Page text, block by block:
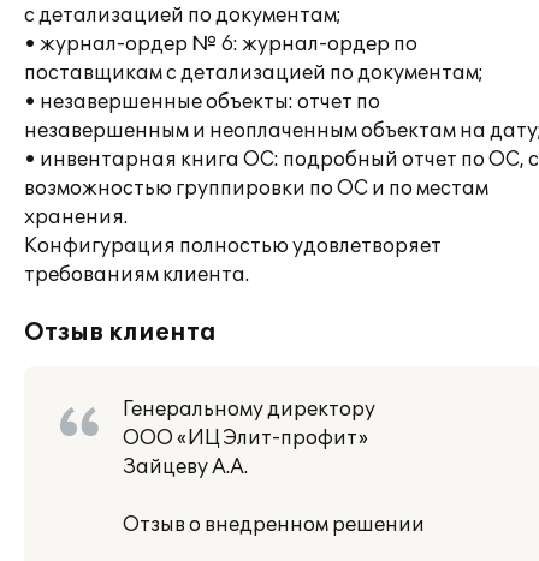
с детализацией по документам;
• журнал-ордер № 6: журнал-ордер по
поставщикам с детализацией по документам;
• незавершенные объекты: отчет по
незавершенным и неоплаченным объектам на
• инвентарная книга ОС: подробный отчет по ОС, с
возможностью группировки по ОС и по местам
хранения.
Конфигурация полностью удовлетворяет
требованиям клиента.
Отзыв клиента
Генеральному директору
ООО «ИЦ Элит-профит»
Зайцеву А.А.
Отзыв о внедренном решении